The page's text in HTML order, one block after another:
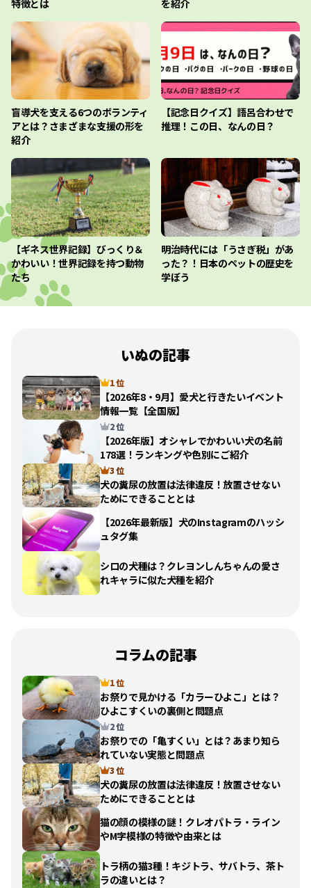
特徴とは を紹介
盲導犬を支える6つのボランティ
アとは？さまざまな支援の形を
紹介
【記念日クイズ】語呂合わせで
推理！この日、なんの日？
【ギネス世界記録】びっくり＆
かわいい！世界記録を持つ動物
たち
明治時代には「うさぎ税」があ
った？！日本のペットの歴史を
学ぼう
いぬの記事
1 位
【2026年8・9月】愛犬と行きたいイベント
情報一覧【全国版】
2 位
【2026年版】オシャレでかわいい犬の名前
178選！ランキングや色別にご紹介
3 位
犬の糞尿の放置は法律違反！放置させない
ためにできることとは
【2026年最新版】犬のInstagramのハッシ
ュタグ集
シロの犬種は？クレヨンしんちゃんの愛さ
れキャラに似た犬種を紹介
コラムの記事
1 位
お祭りで見かける「カラーひよこ」とは？
ひよこすくいの裏側と問題点
2 位
お祭りでの「亀すくい」とは？あまり知ら
れていない実態と問題点
3 位
犬の糞尿の放置は法律違反！放置させない
ためにできることとは
猫の顔の模様の謎！クレオパトラ・ライン
やM字模様の特徴や由来とは
トラ柄の猫3種！キジトラ、サバトラ、茶ト
ラの違いとは？